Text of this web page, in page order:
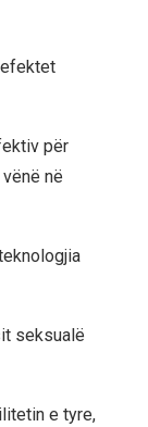
për
në
seksualë
e tyre,